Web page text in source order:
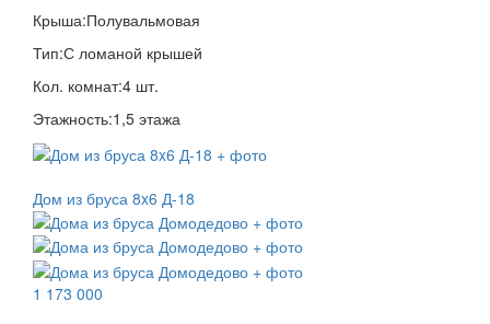
Крыша:Полувальмовая
Тип:С ломаной крышей
Кол. комнат:4 шт.
Этажность:1,5 этажа
Дом из бруса 8x6 Д-18
1 173 000